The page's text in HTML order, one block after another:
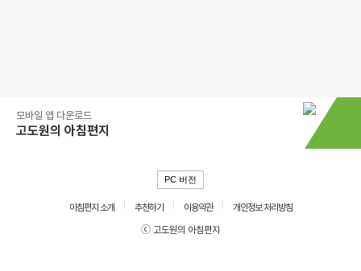
모바일 앱 다운로드
고도원의 아침편지
PC 버전
아침편지 소개 추천하기 이용약관
개인정보 처리방침
ⓒ 고도원의 아침편지